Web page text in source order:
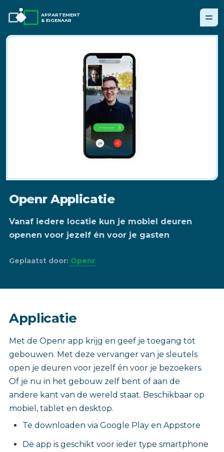
APPARTEMENT
& EIGENAAR
Openr Applicatie
Vanaf iedere locatie kun je mobiel deuren
openen voor jezelf én voor je gasten
Geplaatst door: Openr
Applicatie
Met de Openr app krijg en geef je toegang tot
gebouwen. Met deze vervanger van je sleutels
open je deuren voor jezelf én voor je bezoekers.
Of je nu in het gebouw zelf bent of aan de
andere kant van de wereld staat. Beschikbaar op
mobiel, tablet en desktop.
Te downloaden via Google Play en Appstore
De app is geschikt voor ieder type smartphone